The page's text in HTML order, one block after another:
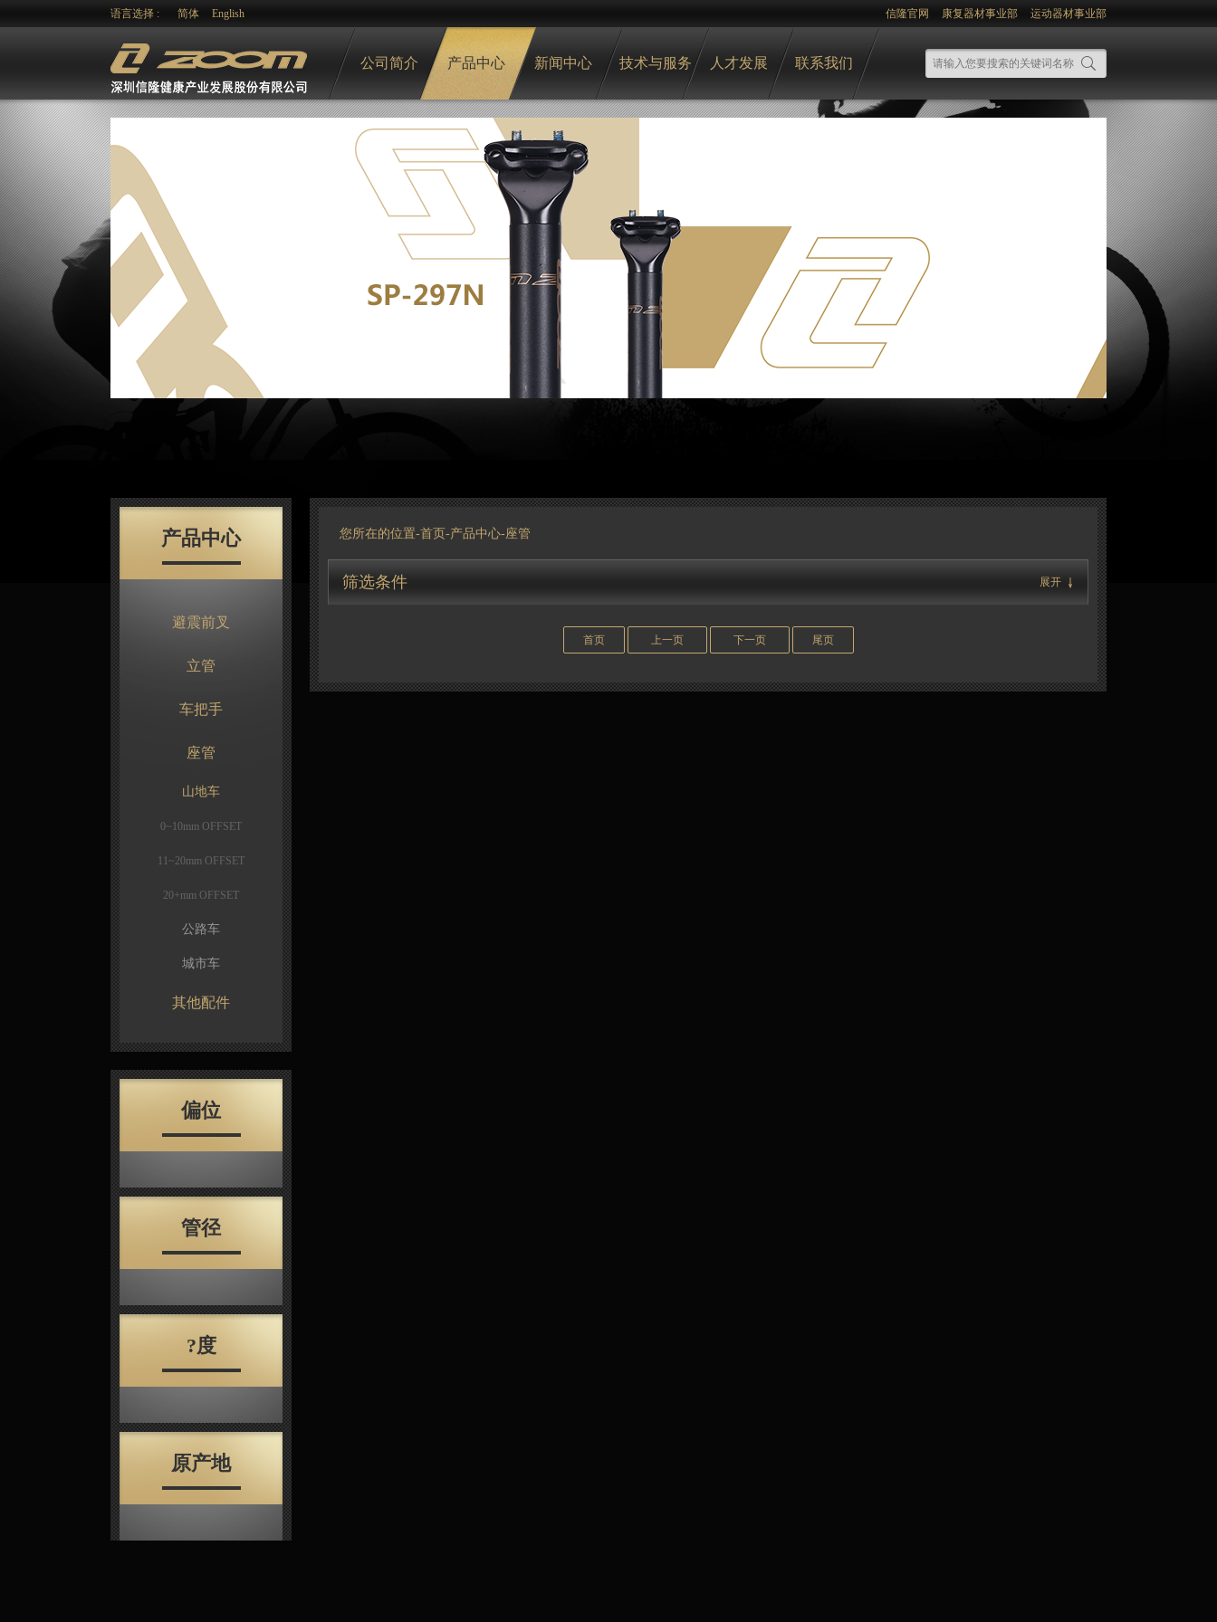
语言选择 : 简体 English 信隆官网 康复器材事业部 运动器材事业部
公司简介 产品中心 新闻中心 技术与服务 人才发展 联系我们
产品中心
避震前叉
立管
车把手
座管
山地车
0~10mm OFFSET
11~20mm OFFSET
20+mm OFFSET
公路车
城市车
其他配件
偏位
管径
?度
原产地
您所在的位置-首页 -产品中心-座管
筛选条件 展开
首页 上一页 下一页 尾页